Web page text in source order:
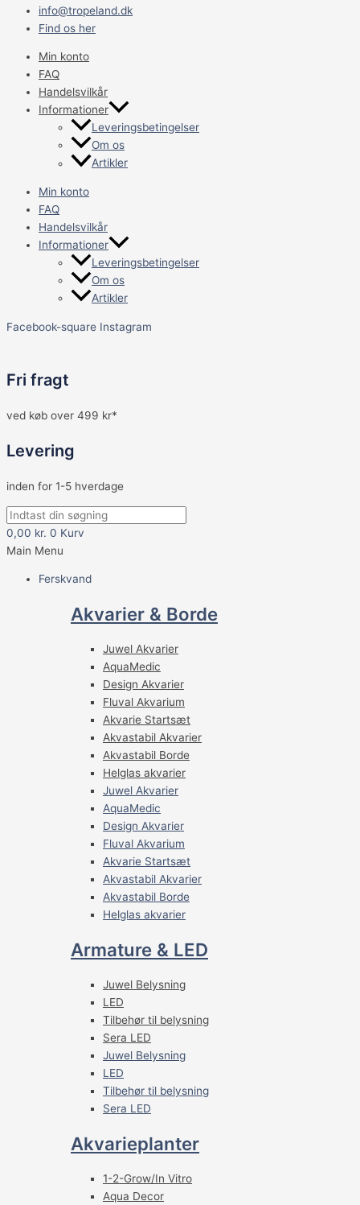
info@tropeland.dk
Find os her
Min konto
FAQ
Handelsvilkår
Informationer
Leveringsbetingelser
Om os
Artikler
Min konto
FAQ
Handelsvilkår
Informationer
Leveringsbetingelser
Om os
Artikler
Facebook-square Instagram
Fri fragt
ved køb over 499 kr*
Levering
inden for 1-5 hverdage
0,00 kr. 0 Kurv
Main Menu
Ferskvand
Akvarier & Borde
Juwel Akvarier
AquaMedic
Design Akvarier
Fluval Akvarium
Akvarie Startsæt
Akvastabil Akvarier
Akvastabil Borde
Helglas akvarier
Juwel Akvarier
AquaMedic
Design Akvarier
Fluval Akvarium
Akvarie Startsæt
Akvastabil Akvarier
Akvastabil Borde
Helglas akvarier
Armature & LED
Juwel Belysning
LED
Tilbehør til belysning
Sera LED
Juwel Belysning
LED
Tilbehør til belysning
Sera LED
Akvarieplanter
1-2-Grow/In Vitro
Aqua Decor